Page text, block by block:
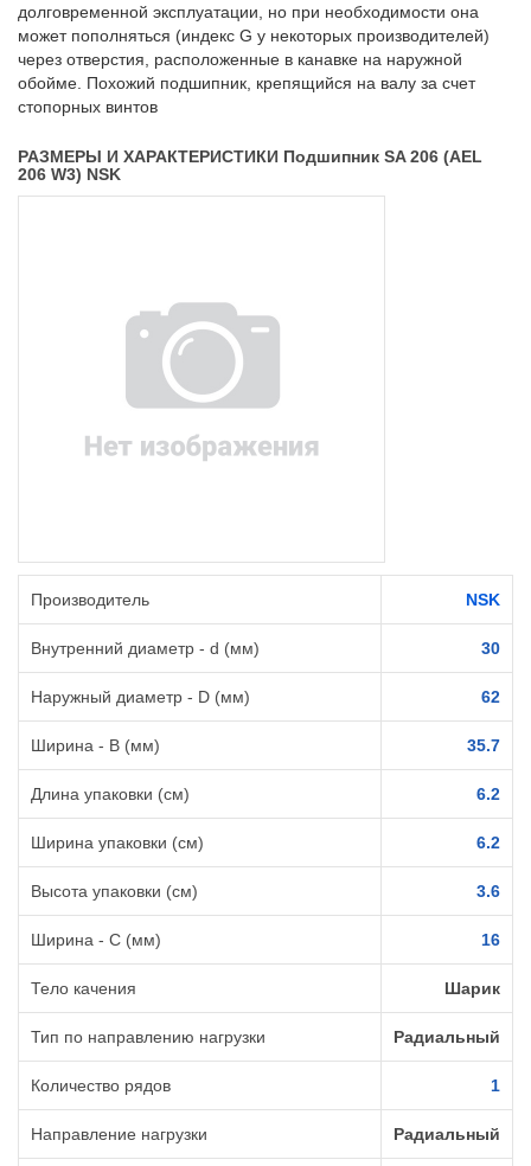
долговременной эксплуатации, но при необходимости она
может пополняться (индекс G у некоторых производителей)
через отверстия, расположенные в канавке на наружной
обойме. Похожий подшипник, крепящийся на валу за счет
стопорных винтов
РАЗМЕРЫ И ХАРАКТЕРИСТИКИ Подшипник SA 206 (AEL
206 W3) NSK
Производитель NSK
Внутренний диаметр - d (мм) 30
Наружный диаметр - D (мм) 62
Ширина - B (мм) 35.7
Длина упаковки (см) 6.2
Ширина упаковки (см) 6.2
Высота упаковки (см) 3.6
Ширина - C (мм) 16
Тело качения Шарик
Тип по направлению нагрузки Радиальный
Количество рядов 1
Направление нагрузки Радиальный